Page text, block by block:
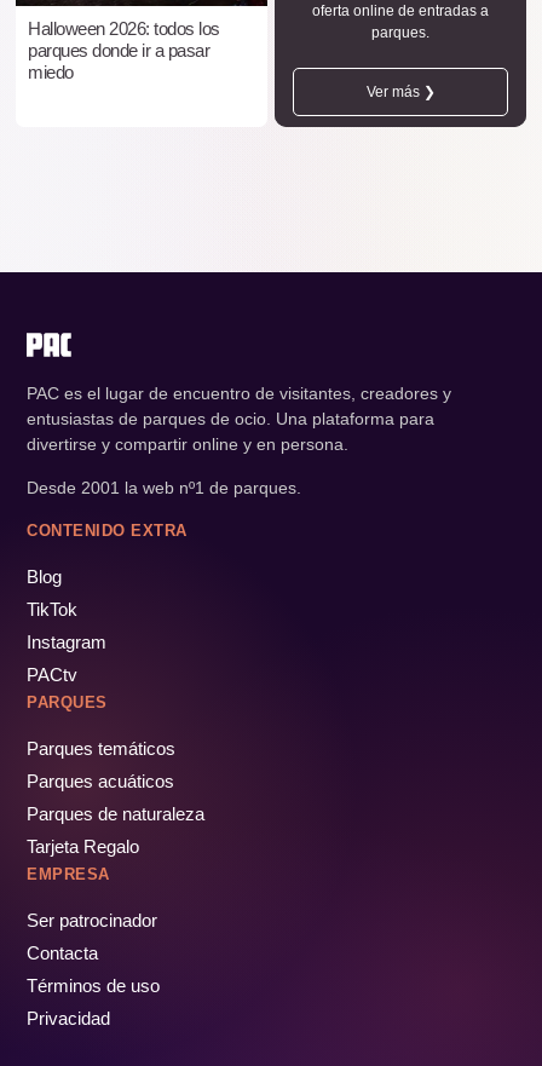
Halloween 2026: todos los
parques donde ir a pasar
miedo
oferta online de entradas a
parques.
Ver más ❯
PAC es el lugar de encuentro de visitantes, creadores y
entusiastas de parques de ocio. Una plataforma para
divertirse y compartir online y en persona.
Desde 2001 la web nº1 de parques.
CONTENIDO EXTRA
Blog
TikTok
Instagram
PACtv
PARQUES
Parques temáticos
Parques acuáticos
Parques de naturaleza
Tarjeta Regalo
EMPRESA
Ser patrocinador
Contacta
Términos de uso
Privacidad